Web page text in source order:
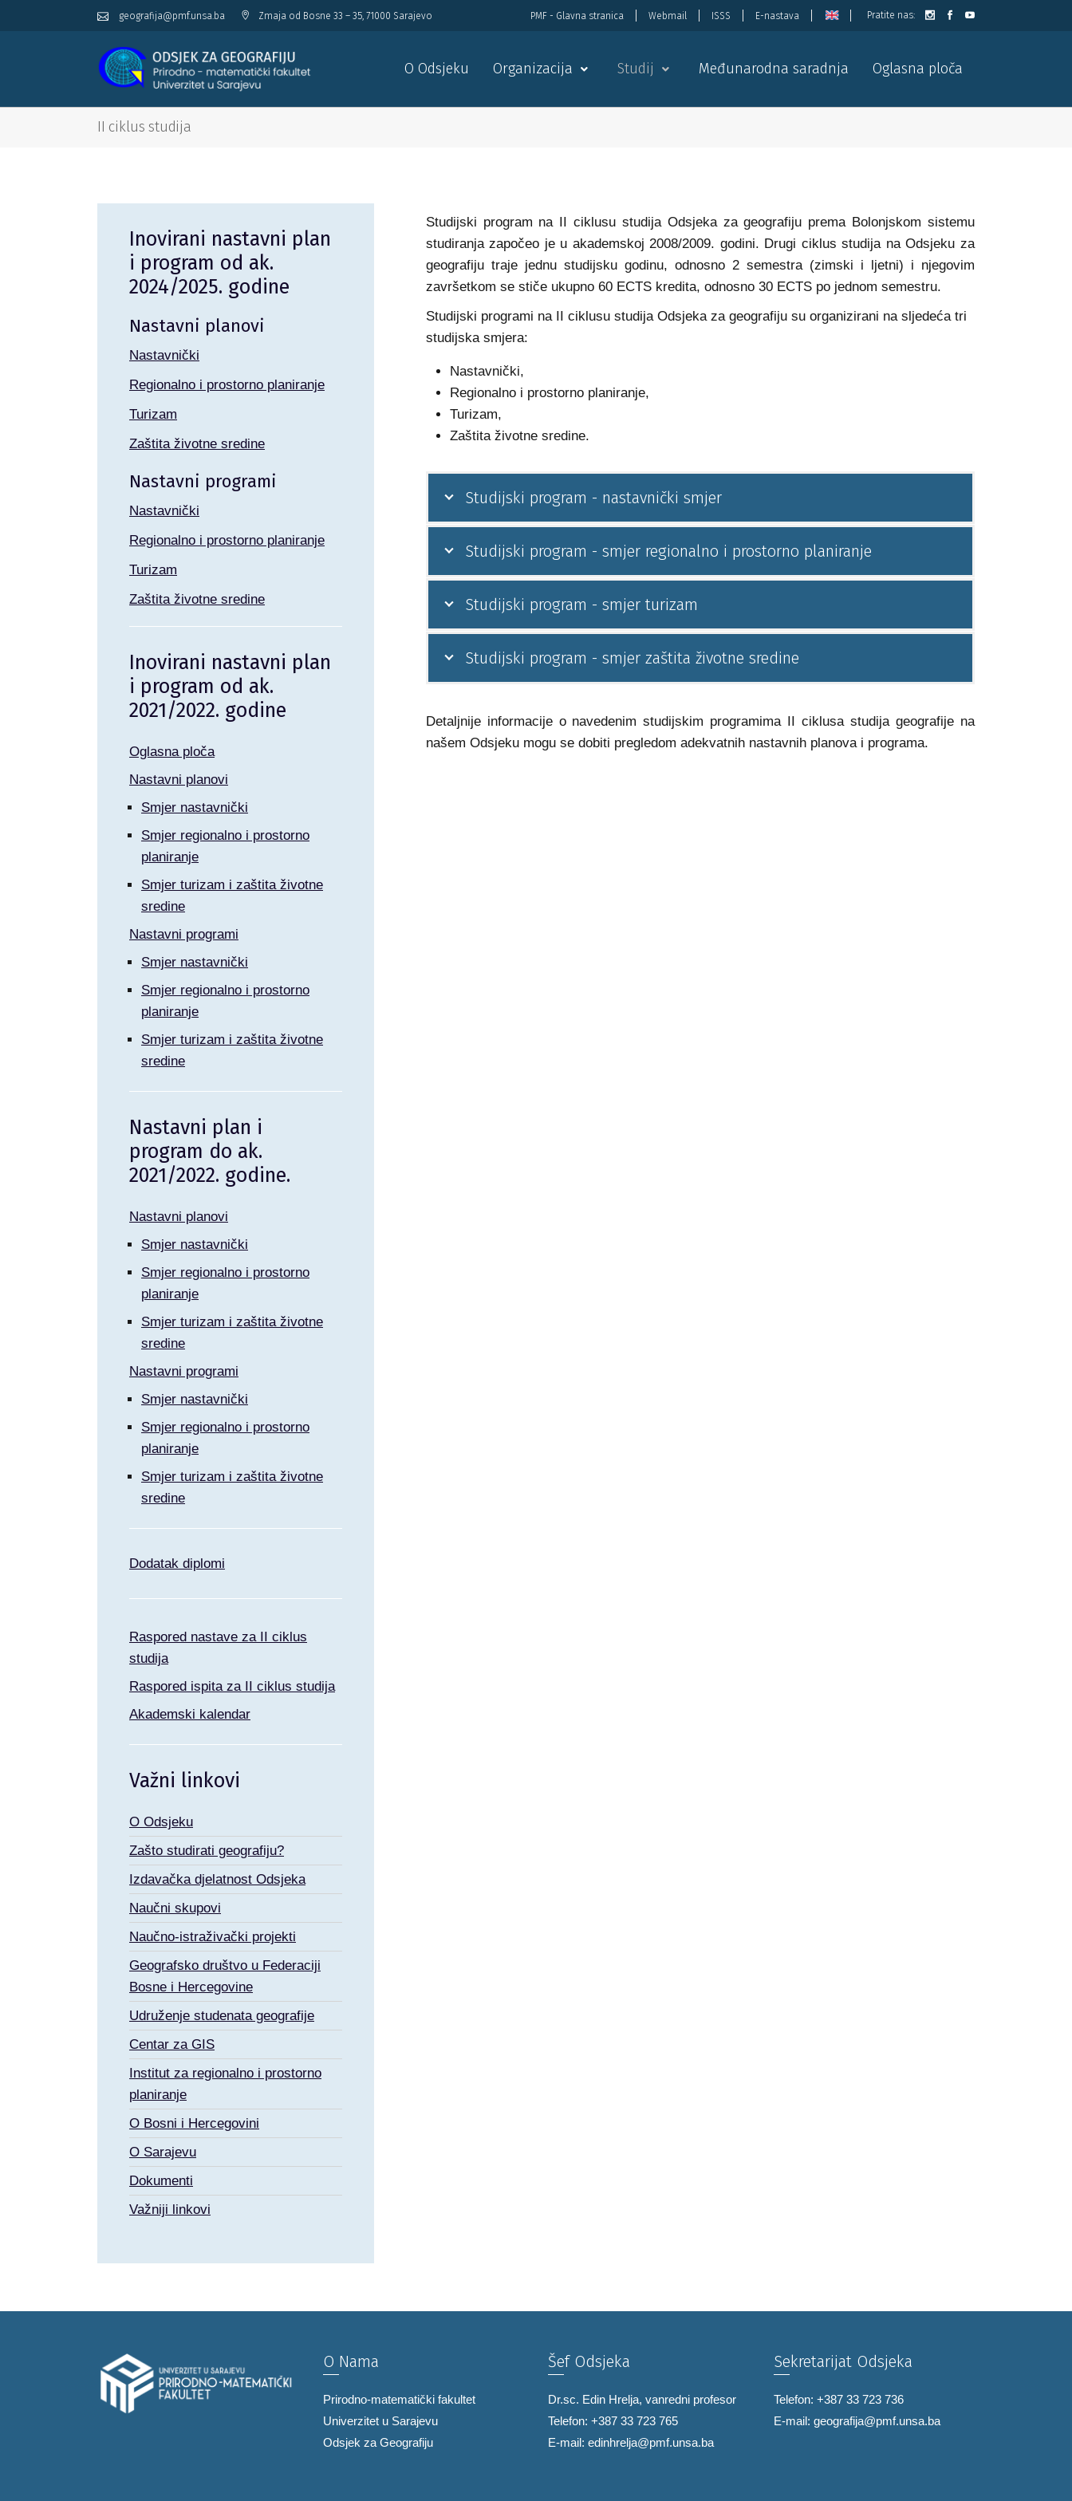
geografija@pmf.unsa.ba Zmaja od Bosne 33 – 35, 71000 Sarajevo PMF - Glavna stranica Webmail ISSS E-nastava Pratite nas:
O Odsjeku Organizacija Studij Međunarodna saradnja Oglasna ploča
II ciklus studija
Studijski program na II ciklusu studija Odsjeka za geografiju prema Bolonjskom sistemu
studiranja započeo je u akademskoj 2008/2009. godini. Drugi ciklus studija na Odsjeku za
geografiju traje jednu studijsku godinu, odnosno 2 semestra (zimski i ljetni) i njegovim
završetkom se stiče ukupno 60 ECTS kredita, odnosno 30 ECTS po jednom semestru.
Studijski programi na II ciklusu studija Odsjeka za geografiju su organizirani na sljedeća tri
studijska smjera:
Nastavnički,
Regionalno i prostorno planiranje,
Turizam,
Zaštita životne sredine.
Studijski program - nastavnički smjer
Studijski program - smjer regionalno i prostorno planiranje
Studijski program - smjer turizam
Studijski program - smjer zaštita životne sredine
Detaljnije informacije o navedenim studijskim programima II ciklusa studija geografije na
našem Odsjeku mogu se dobiti pregledom adekvatnih nastavnih planova i programa.
Inovirani nastavni plan
i program od ak.
2024/2025. godine
Nastavni planovi
Nastavnički
Regionalno i prostorno planiranje
Turizam
Zaštita životne sredine
Nastavni programi
Nastavnički
Regionalno i prostorno planiranje
Turizam
Zaštita životne sredine
Inovirani nastavni plan
i program od ak.
2021/2022. godine
Oglasna ploča
Nastavni planovi
Smjer nastavnički
Smjer regionalno i prostorno
planiranje
Smjer turizam i zaštita životne
sredine
Nastavni programi
Smjer nastavnički
Smjer regionalno i prostorno
planiranje
Smjer turizam i zaštita životne
sredine
Nastavni plan i
program do ak.
2021/2022. godine.
Nastavni planovi
Smjer nastavnički
Smjer regionalno i prostorno
planiranje
Smjer turizam i zaštita životne
sredine
Nastavni programi
Smjer nastavnički
Smjer regionalno i prostorno
planiranje
Smjer turizam i zaštita životne
sredine
Dodatak diplomi
Raspored nastave za II ciklus
studija
Raspored ispita za II ciklus studija
Akademski kalendar
Važni linkovi
O Odsjeku
Zašto studirati geografiju?
Izdavačka djelatnost Odsjeka
Naučni skupovi
Naučno-istraživački projekti
Geografsko društvo u Federaciji
Bosne i Hercegovine
Udruženje studenata geografije
Centar za GIS
Institut za regionalno i prostorno
planiranje
O Bosni i Hercegovini
O Sarajevu
Dokumenti
Važniji linkovi
O Nama
Prirodno-matematički fakultet
Univerzitet u Sarajevu
Odsjek za Geografiju
Šef Odsjeka
Dr.sc. Edin Hrelja, vanredni profesor
Telefon: +387 33 723 765
E-mail: edinhrelja@pmf.unsa.ba
Sekretarijat Odsjeka
Telefon: +387 33 723 736
E-mail: geografija@pmf.unsa.ba